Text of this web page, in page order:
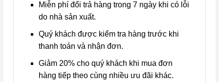
Miễn phí đổi trả hàng trong 7 ngày khi có lỗi
do nhà sản xuất.
Quý khách được kiểm tra hàng trước khi
thanh toán và nhận đơn.
Giảm 20% cho quý khách khi mua đơn
hàng tiếp theo cùng nhiều ưu đãi khác.